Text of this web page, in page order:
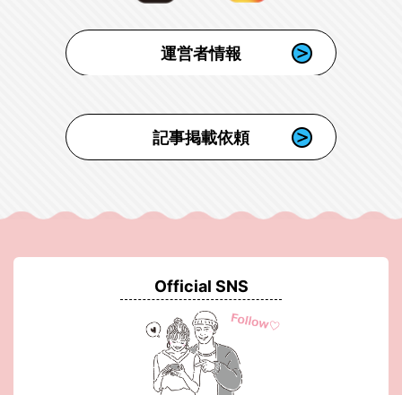
運営者情報
記事掲載依頼
Official SNS